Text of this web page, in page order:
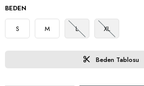
BEDEN
S M L XL
Beden Tablosu